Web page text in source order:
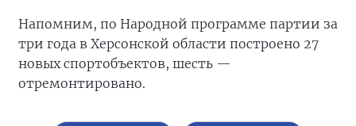
Напомним, по Народной программе партии за
три года в Херсонской области построено 27
новых спортобъектов, шесть —
отремонтировано.